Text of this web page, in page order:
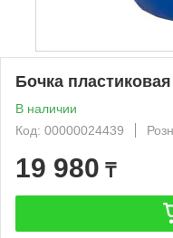
Бочка
В наличии
Код: 00000024439
19 980 ₸